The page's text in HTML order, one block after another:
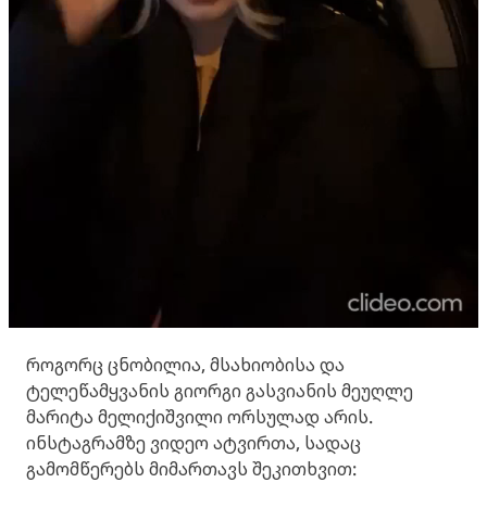
როგორც ცნობილია, მსახიობისა და
ტელეწამყვანის გიორგი გასვიანის მეუღლე
მარიტა მელიქიშვილი ორსულად არის.
ინსტაგრამზე ვიდეო ატვირთა, სადაც
გამომწერებს მიმართავს შეკითხვით: